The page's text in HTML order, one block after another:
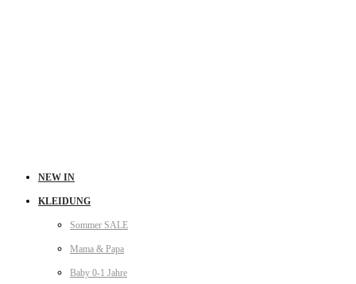
NEW IN
KLEIDUNG
Sommer SALE
Mama & Papa
Baby 0-1 Jahre